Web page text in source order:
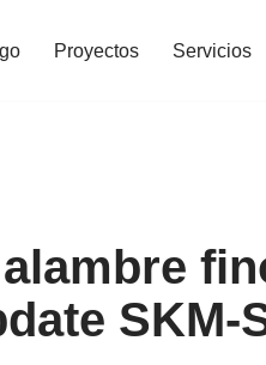
Proyectos Servicios
SKM-